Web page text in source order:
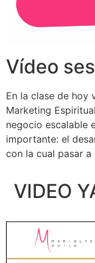
Vídeo
En la clase de hoy
Marketing
negocio escalable
importante: el
con la cual pasar a
VIDEO